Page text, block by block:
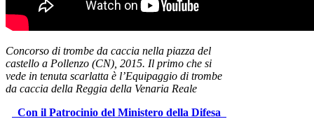
Concorso di trombe da caccia nella piazza del
castello a Pollenzo (CN), 2015. Il primo che si
vede in tenuta scarlatta è l’Equipaggio di trombe
da caccia della Reggia della Venaria Reale
Con il Patrocinio del Ministero della Difesa